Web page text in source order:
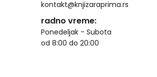
kontakt@knjizaraprima.rs
radno vreme:
Ponedeljak - Subota
od 8:00 do 20:00